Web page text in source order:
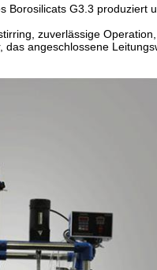
G3.3 produziert
zuverlässige
angeschlossene